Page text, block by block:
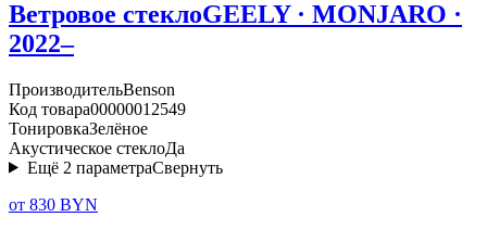
Ветровое стеклоGEELY · MONJARO ·
2022–
ПроизводительBenson
Код товара00000012549
ТонировкаЗелёное
Акустическое стеклоДа
Ещё 2 параметраСвернуть
от 830 BYN